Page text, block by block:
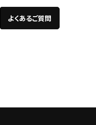
よくあるご質問